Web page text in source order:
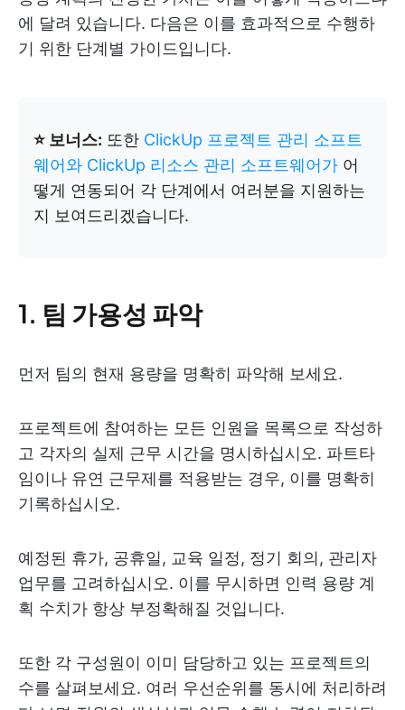
에 달려 있습니다. 다음은 이를 효과적으로 수행하
기 위한 단계별 가이드입니다.
⭐ 보너스: 또한 ClickUp 프로젝트 관리 소프트
웨어와 ClickUp 리소스 관리 소프트웨어가 어
떻게 연동되어 각 단계에서 여러분을 지원하는
지 보여드리겠습니다.
1. 팀 가용성 파악
먼저 팀의 현재 용량을 명확히 파악해 보세요.
프로젝트에 참여하는 모든 인원을 목록으로 작성하
고 각자의 실제 근무 시간을 명시하십시오. 파트타
임이나 유연 근무제를 적용받는 경우, 이를 명확히
기록하십시오.
예정된 휴가, 공휴일, 교육 일정, 정기 회의, 관리자
업무를 고려하십시오. 이를 무시하면 인력 용량 계
획 수치가 항상 부정확해질 것입니다.
또한 각 구성원이 이미 담당하고 있는 프로젝트의
수를 살펴보세요. 여러 우선순위를 동시에 처리하려